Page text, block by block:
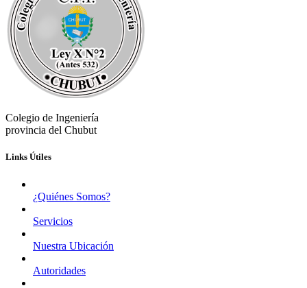
Colegio de Ingeniería
provincia del Chubut
Links Útiles
¿Quiénes Somos?
Servicios
Nuestra Ubicación
Autoridades